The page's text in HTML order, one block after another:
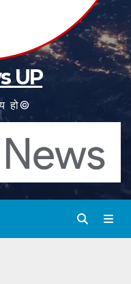
UP
हो©